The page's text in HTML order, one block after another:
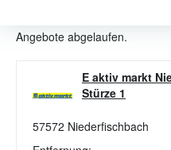
Angebote abgelaufen.
E aktiv markt
Stürze 1
57572 Niederfischbach